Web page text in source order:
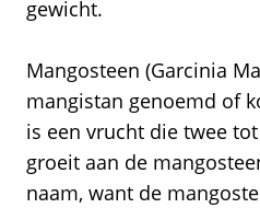
gewicht.
Mangosteen (Garcinia
mangistan genoemd of
is een vrucht die twee
groeit aan de
naam, want de